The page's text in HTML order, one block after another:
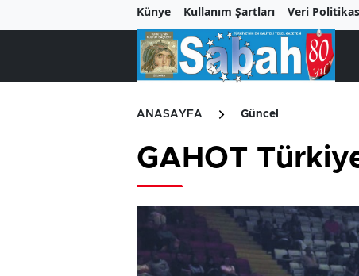
Künye Kullanım Şartları Veri
ANASAYFA Güncel
GAHOT